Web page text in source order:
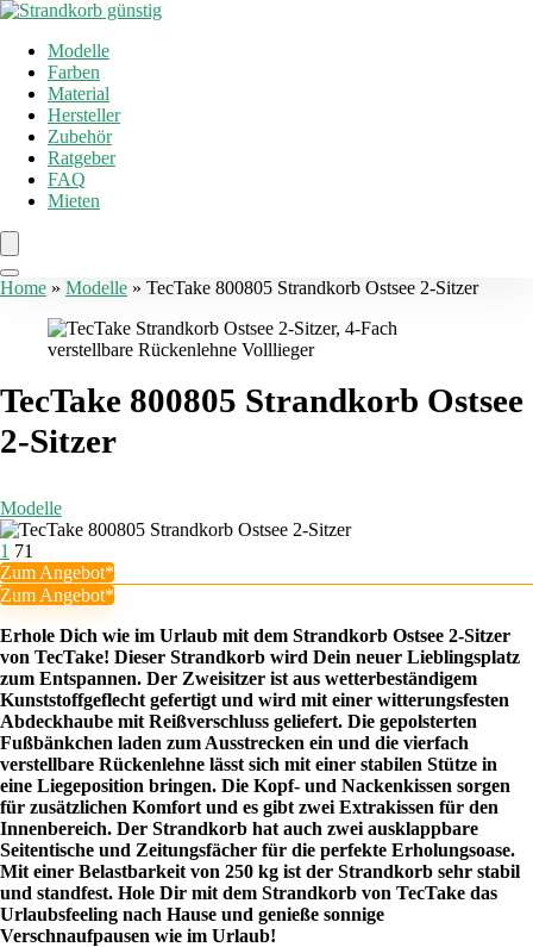
Modelle
Farben
Material
Hersteller
Zubehör
Ratgeber
FAQ
Mieten
Home » Modelle » TecTake 800805 Strandkorb Ostsee 2-Sitzer
TecTake 800805 Strandkorb Ostsee
2-Sitzer
Modelle
1 71
Zum Angebot*
Zum Angebot*
Erhole Dich wie im Urlaub mit dem Strandkorb Ostsee 2-Sitzer
von TecTake! Dieser Strandkorb wird Dein neuer Lieblingsplatz
zum Entspannen. Der Zweisitzer ist aus wetterbeständigem
Kunststoffgeflecht gefertigt und wird mit einer witterungsfesten
Abdeckhaube mit Reißverschluss geliefert. Die gepolsterten
Fußbänkchen laden zum Ausstrecken ein und die vierfach
verstellbare Rückenlehne lässt sich mit einer stabilen Stütze in
eine Liegeposition bringen. Die Kopf- und Nackenkissen sorgen
für zusätzlichen Komfort und es gibt zwei Extrakissen für den
Innenbereich. Der Strandkorb hat auch zwei ausklappbare
Seitentische und Zeitungsfächer für die perfekte Erholungsoase.
Mit einer Belastbarkeit von 250 kg ist der Strandkorb sehr stabil
und standfest. Hole Dir mit dem Strandkorb von TecTake das
Urlaubsfeeling nach Hause und genieße sonnige
Verschnaufpausen wie im Urlaub!